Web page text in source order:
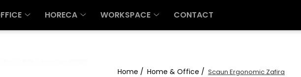
HORECA WORKSPACE CONTACT
Home / Home & Office / Scaun Ergonomic Zafira